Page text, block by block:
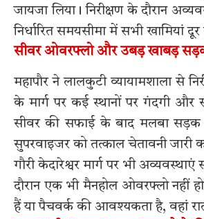
जायजा लिया। निरीक्षण के दौरान
निर्धारित समयसीमा में सभी खामियां
सीवर ओवरफ्लो और उबड़ खाबड़
महापौर ने लालकुटी व्यायामशाला से
के मार्ग पर कई स्थानों पर गंदगी और
सीवर की सफाई के बाद मलबा सड़क
सुपरवाइजर को तत्काल चेतावनी जारी
गौरी केदारेश्वर मार्ग पर भी
दौरान एक भी मैनहोल ओवरफ्लो नहीं
हैं या पैचवर्क की आवश्यकता है, वहां